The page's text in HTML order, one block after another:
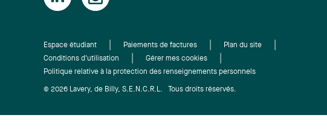
Espace étudiant Paiements de factures
Plan du site
Conditions d'utilisation
Gérer mes cookies
Politique relative à la protection des renseignements personnels
© 2026 Lavery, de Billy, S.E.N.C.R.L. Tous droits réservés.